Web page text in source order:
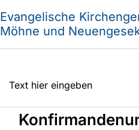
Evangelische
Möhne und
Text hier eingeben